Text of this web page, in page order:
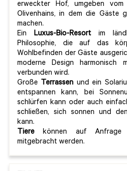
erweckter Hof, umgeben vom
Olivenhains, in dem die Gäste
machen.
Ein Luxus-Bio-Resort im
Philosophie, die auf das
Wohlbefinden der Gäste
moderne Design harmonisch
verbunden wird.
Große
Terrassen und ein
entspannen kann, bei
schlürfen kann oder auch
schließen, sich sonnen und
kann.
Tiere können auf Anfrage
mitgebracht werden.